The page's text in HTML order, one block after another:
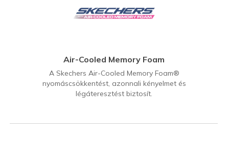
Air-Cooled Memory Foam
A Skechers Air-Cooled Memory Foam®
nyomáscsökkentést, azonnali kényelmet és
légáteresztést biztosít.